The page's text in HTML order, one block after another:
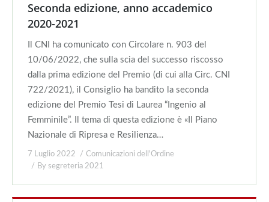
Seconda edizione, anno accademico
2020-2021
Il CNI ha comunicato con Circolare n. 903 del
10/06/2022, che sulla scia del successo riscosso
dalla prima edizione del Premio (di cui alla Circ. CNI
722/2021), il Consiglio ha bandito la seconda
edizione del Premio Tesi di Laurea “Ingenio al
Femminile”. Il tema di questa edizione è «Il Piano
Nazionale di Ripresa e Resilienza…
7 Luglio 2022
Comunicazioni dell'Ordine
By segreteria 2021